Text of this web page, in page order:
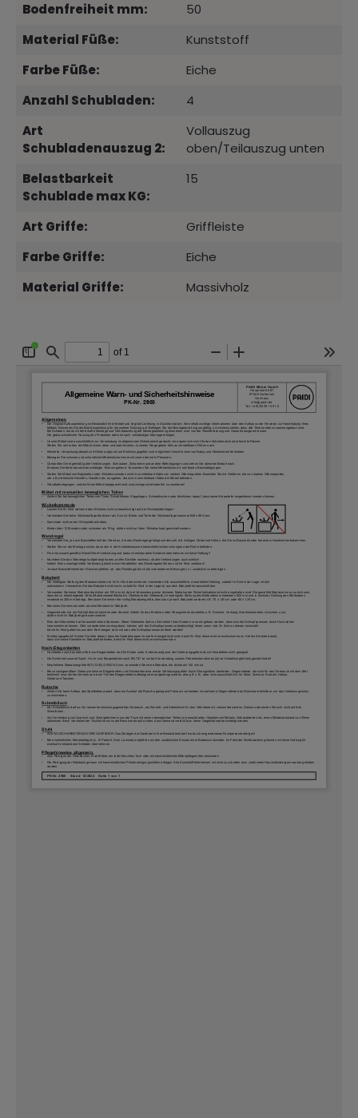
Bodenfreiheit mm:
50
Material Füße:
Kunststoff
Farbe Füße:
Eiche
Anzahl Schubladen:
4
Art
Schubladenauszug 2:
Vollauszug
oben/Teilauszug unten
Belastbarkeit
Schublade max KG:
15
Art Griffe:
Griffleiste
Farbe Griffe:
Eiche
Material Griffe:
Massivholz